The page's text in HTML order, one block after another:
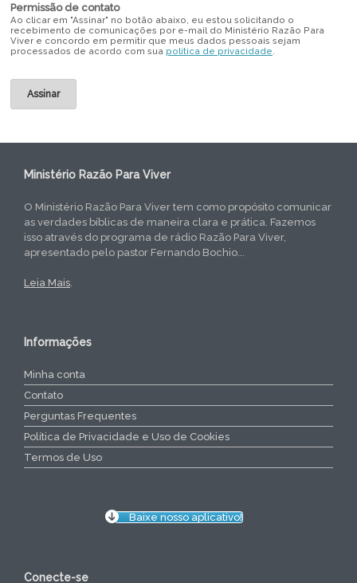
Permissão de contato
Ao clicar em "Assinar" no botão abaixo, eu estou solicitando o
recebimento de comunicações por e-mail do Ministério Razão Para
Viver e concordo em permitir que meus dados pessoais sejam
processados de acordo com sua política de privacidade.
Ministério Razão Para Viver
O Ministério Razão Para Viver tem como propósito comunicar
as verdades bíblicas de maneira clara e prática. Fazemos
isso através do programa de rádio Razão Para Viver,
apresentado pelo pastor Fernando Bochio...
Leia Mais.
Informações
Minha conta
Contato
Perguntas Frequentes
Política de Privacidade e Uso de Cookies
Termos de Uso
Baixe nosso aplicativo!
Conecte-se